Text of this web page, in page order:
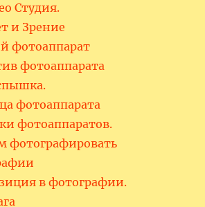
Студия.
и Зрение
фотоаппарат
фотоаппарата
фотоаппарата
фотоаппаратов.
фотографировать
в фотографии.